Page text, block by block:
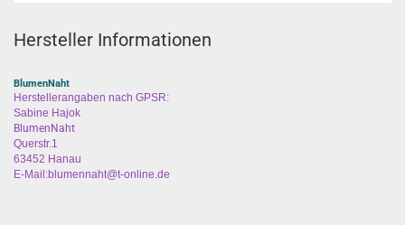
Hersteller Informationen
BlumenNaht
Herstellerangaben nach GPSR:
Sabine Hajok
BlumenNaht
Querstr.1
63452 Hanau
E-Mail:blumennaht@t-online.de